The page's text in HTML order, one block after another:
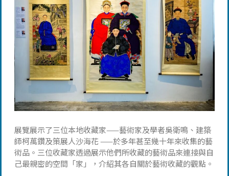
展覽展示了三位本地收藏家——藝術家及學者吳衛鳴、建築
師柯萬鑽及策展人沙海花 ——於多年甚至幾十年來收集的藝
術品。三位收藏家透過展示他們所收藏的藝術品來連接與自
己最親密的空間「家」，介紹其各自關於藝術收藏的觀點。